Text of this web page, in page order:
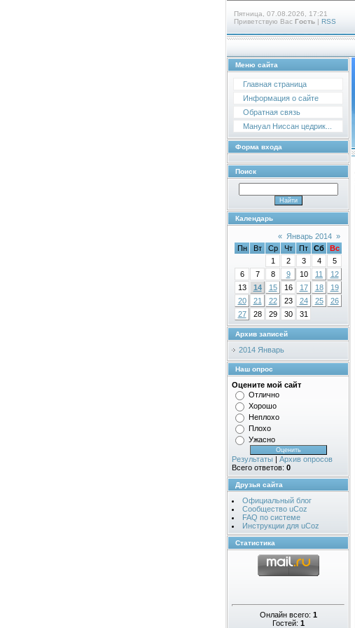
Пятница, 07.08.2026, 17:21
Приветствую Вас Гость | RSS
Меню сайта
Главная страница
Информация о сайте
Обратная связь
Мануал Ниссан цедрик...
Форма входа
Поиск
Календарь
« Январь 2014 »
Пн
Вт Ср Чт Пт Сб
Вс
1
2 3 4
5
6
7 8 9 10 11
12
13
14 15 16 17 18
19
20
21 22 23 24 25
26
27
28 29 30 31
Архив записей
2014 Январь
Наш опрос
Оцените мой сайт
Отлично
Хорошо
Неплохо
Плохо
Ужасно
Результаты | Архив опросов
Всего ответов: 0
Друзья сайта
Официальный блог
Сообщество uCoz
FAQ по системе
Инструкции для uCoz
Статистика
Онлайн всего: 1
Гостей: 1